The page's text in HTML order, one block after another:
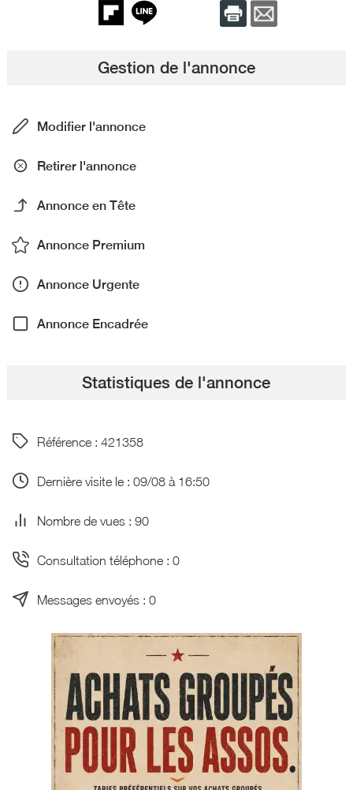
Gestion de l'annonce
Modifier l'annonce
Retirer l'annonce
Annonce en Tête
Annonce Premium
Annonce Urgente
Annonce Encadrée
Statistiques de l'annonce
Référence : 421358
Dernière visite le : 09/08 à 16:50
Nombre de vues : 90
Consultation téléphone : 0
Messages envoyés : 0